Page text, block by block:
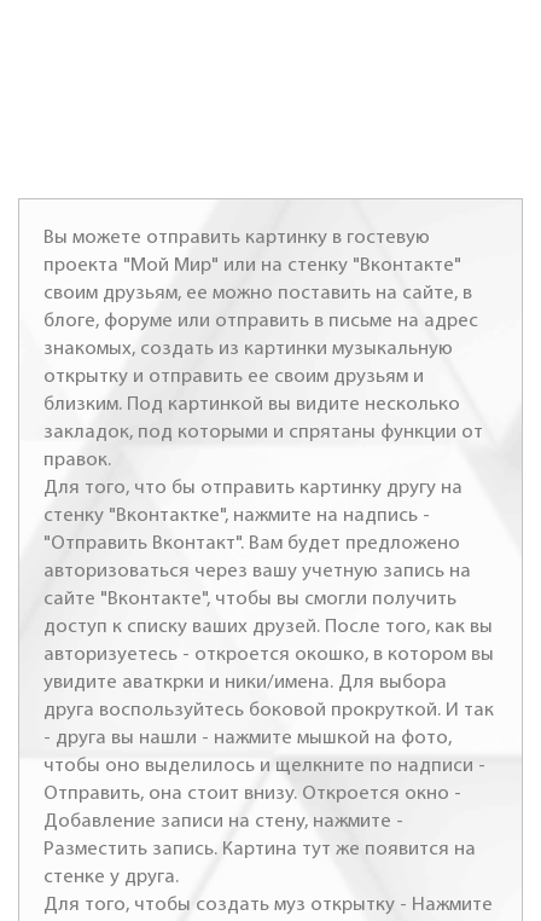
Вы можете отправить картинку в гостевую
проекта "Мой Мир" или на стенку "Вконтакте"
своим друзьям, ее можно поставить на сайте, в
блоге, форуме или отправить в письме на адрес
знакомых, создать из картинки музыкальную
открытку и отправить ее своим друзьям и
близким. Под картинкой вы видите несколько
закладок, под которыми и спрятаны функции от
правок.
Для того, что бы отправить картинку другу на
стенку "Вконтактке", нажмите на надпись -
"Отправить Вконтакт". Вам будет предложено
авторизоваться через вашу учетную запись на
сайте "Вконтакте", чтобы вы смогли получить
доступ к списку ваших друзей. После того, как вы
авторизуетесь - откроется окошко, в котором вы
увидите аваткрки и ники/имена. Для выбора
друга воспользуйтесь боковой прокруткой. И так
- друга вы нашли - нажмите мышкой на фото,
чтобы оно выделилось и щелкните по надписи -
Отправить, она стоит внизу. Откроется окно -
Добавление записи на стену, нажмите -
Разместить запись. Картина тут же появится на
стенке у друга.
Для того, чтобы создать муз открытку - Нажмите